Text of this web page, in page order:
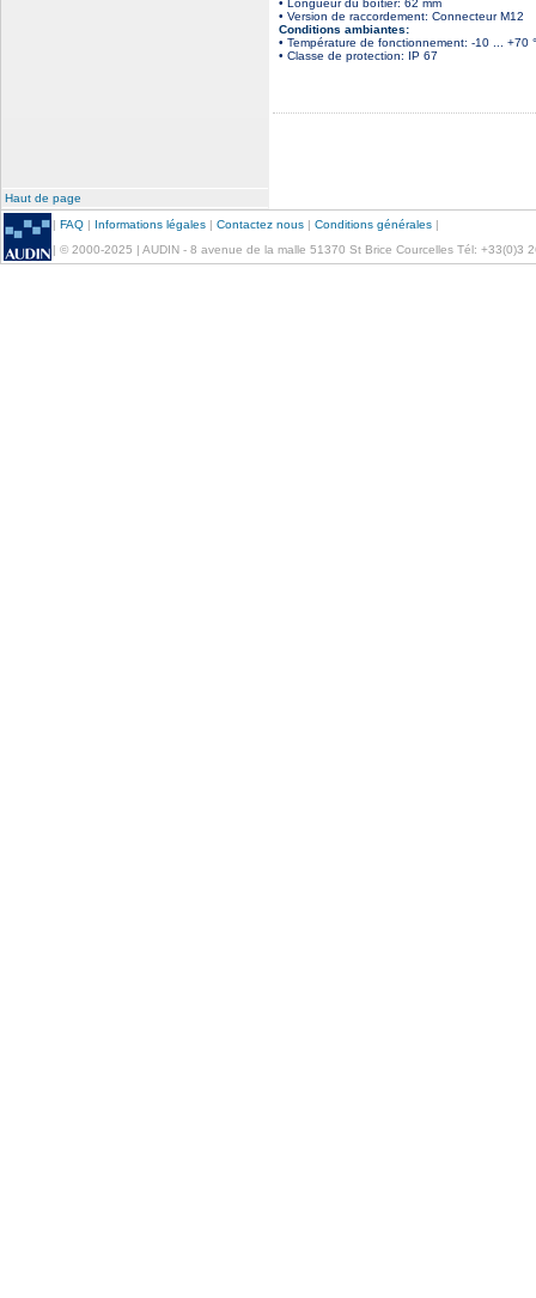
• Longueur du boîtier: 62 mm
• Version de raccordement: Connecteur M12
Conditions ambiantes:
• Température de fonctionnement: -10 ... +70
• Classe de protection: IP 67
Haut de page
| FAQ | Informations légales | Contactez nous | Conditions générales |
| © 2000-2025 | AUDIN - 8 avenue de la malle 51370 St Brice Courcelles Tél: